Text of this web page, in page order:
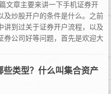
文章主要来讲一下手机证券开
及炒股开户的条件是什么。之前
讲到过关于证券开户流程，以及
券公司好等问题，首先是欢迎大
类型？什么叫集合资产